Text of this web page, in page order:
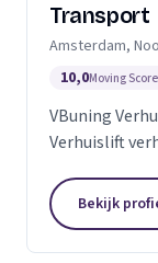
Transport
Amsterdam,
10,0Moving Score
VBuning
Verhuislift
Bekijk